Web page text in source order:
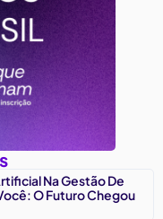
Na Gestão De
O Futuro Chegou